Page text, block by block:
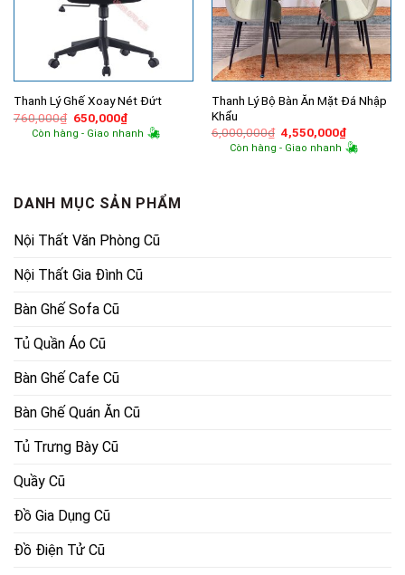
Thanh Lý Ghế Xoay Nét Đứt
760,000₫ Giá
gốc
là:
650,000₫Giá
hiện
tại
Còn hàng - Giao nhanh
Thanh Lý Bộ Bàn Ăn Mặt Đá Nhập
Khẩu
6,000,000₫ Giá
gốc
là:
4,550,000₫Giá
hiện
tại
Còn hàng - Giao nhanh
DANH MỤC SẢN PHẨM
Nội Thất Văn Phòng Cũ
Nội Thất Gia Đình Cũ
Bàn Ghế Sofa Cũ
Tủ Quần Áo Cũ
Bàn Ghế Cafe Cũ
Bàn Ghế Quán Ăn Cũ
Tủ Trưng Bày Cũ
Quầy Cũ
Đồ Gia Dụng Cũ
Đồ Điện Tử Cũ